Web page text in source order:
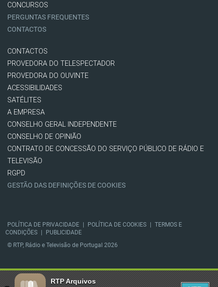
CONCURSOS
PERGUNTAS FREQUENTES
CONTACTOS
CONTACTOS
PROVEDORA DO TELESPECTADOR
PROVEDORA DO OUVINTE
ACESSIBILIDADES
SATÉLITES
A EMPRESA
CONSELHO GERAL INDEPENDENTE
CONSELHO DE OPINIÃO
CONTRATO DE CONCESSÃO DO SERVIÇO PÚBLICO DE RÁDIO E
TELEVISÃO
RGPD
GESTÃO DAS DEFINIÇÕES DE COOKIES
POLÍTICA DE PRIVACIDADE | POLÍTICA DE COOKIES | TERMOS E
CONDIÇÕES |
PUBLICIDADE
© RTP, Rádio e Televisão de Portugal 2026
RTP Arquivos